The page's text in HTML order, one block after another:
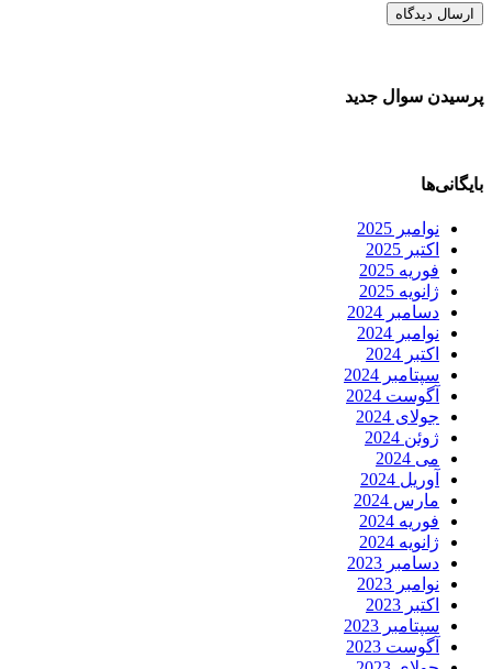
پرسیدن سوال جدید
بایگانی‌ها
نوامبر 2025
اکتبر 2025
فوریه 2025
ژانویه 2025
دسامبر 2024
نوامبر 2024
اکتبر 2024
سپتامبر 2024
آگوست 2024
جولای 2024
ژوئن 2024
می 2024
آوریل 2024
مارس 2024
فوریه 2024
ژانویه 2024
دسامبر 2023
نوامبر 2023
اکتبر 2023
سپتامبر 2023
آگوست 2023